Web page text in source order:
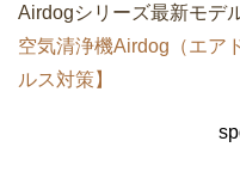
Airdogシリーズ最新モデ
空気清浄機Airdog（エア
ルス対策】